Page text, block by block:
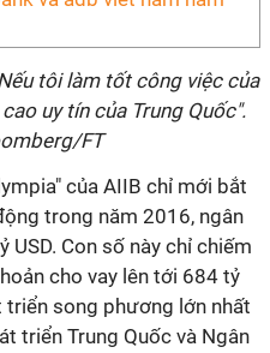
tôi làm tốt công việc của
uy tín của Trung Quốc".
FT
của AIIB chỉ mới bắt
trong năm 2016, ngân
USD. Con số này chỉ chiếm
cho vay lên tới 684 tỷ
triển song phương lớn nhất
triển Trung Quốc và Ngân